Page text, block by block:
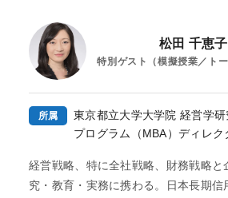
講義スケジュール
各種申込
WEB申込
窓口申込
松田 千恵
特別ゲスト（模擬授業／ト
所属
東京都立大学大学院 経営学
プログラム（MBA）ディレク
経営戦略、特に全社戦略、財務戦略と
究・教育・実務に携わる。日本長期信